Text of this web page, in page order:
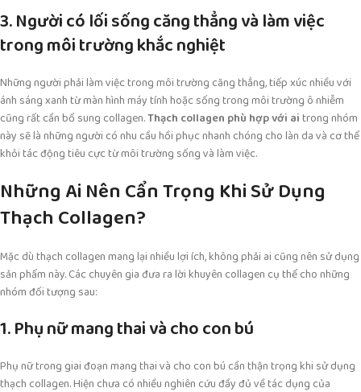
3. Người có lối sống căng thẳng và làm việc
trong môi trường khắc nghiệt
Những người phải làm việc trong môi trường căng thẳng, tiếp xúc nhiều với
ánh sáng xanh từ màn hình máy tính hoặc sống trong môi trường ô nhiễm
cũng rất cần bổ sung collagen.Thạch collagen phù hợp với aitrong nhóm
này sẽ là những người có nhu cầu hồi phục nhanh chóng cho làn da và cơ thể
khỏi tác động tiêu cực từ môi trường sống và làm việc.
Những Ai Nên Cẩn Trọng Khi Sử Dụng
Thạch Collagen?
Mặc dù thạch collagen mang lại nhiều lợi ích, không phải ai cũng nên sử dụng
sản phẩm này. Các chuyên gia đưa ra lời khuyên collagen cụ thể cho những
nhóm đối tượng sau:
1. Phụ nữ mang thai và cho con bú
Phụ nữ trong giai đoạn mang thai và cho con bú cần thận trọng khi sử dụng
thạch collagen. Hiện chưa có nhiều nghiên cứu đầy đủ về tác dụng của